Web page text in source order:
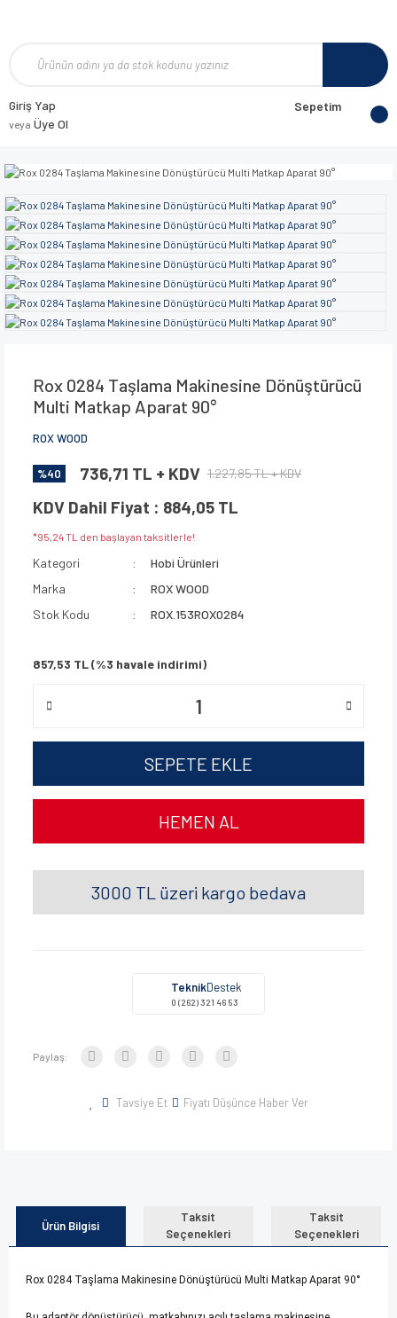
Giriş Yap
veya Üye Ol
Sepetim
Rox 0284 Taşlama Makinesine Dönüştürücü
Multi Matkap Aparat 90°
ROX WOOD
%40 736,71 TL + KDV 1.227,85 TL + KDV
KDV Dahil Fiyat : 884,05 TL
*95,24 TL den başlayan taksitlerle!
Kategori
Hobi Ürünleri
Marka
ROX WOOD
Stok Kodu
ROX.153ROX0284
857,53 TL (%3 havale indirimi)
SEPETE EKLE
HEMEN AL
3000 TL üzeri kargo bedava
TeknikDestek
0 (262) 321 46 53
Paylaş:
Tavsiye Et Fiyatı Düşünce Haber Ver
Ürün Bilgisi
Taksit
Seçenekleri
Taksit
Seçenekleri
Rox 0284 Taşlama Makinesine Dönüştürücü Multi Matkap Aparat 90°